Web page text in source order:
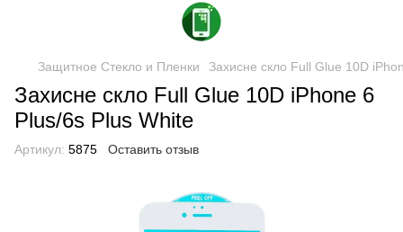
Защитное Стекло и Пленки Захисне скло Full Glue 10D
Захисне скло Full Glue 10D iPhone 6
Plus/6s Plus White
Артикул: 5875 Оставить отзыв